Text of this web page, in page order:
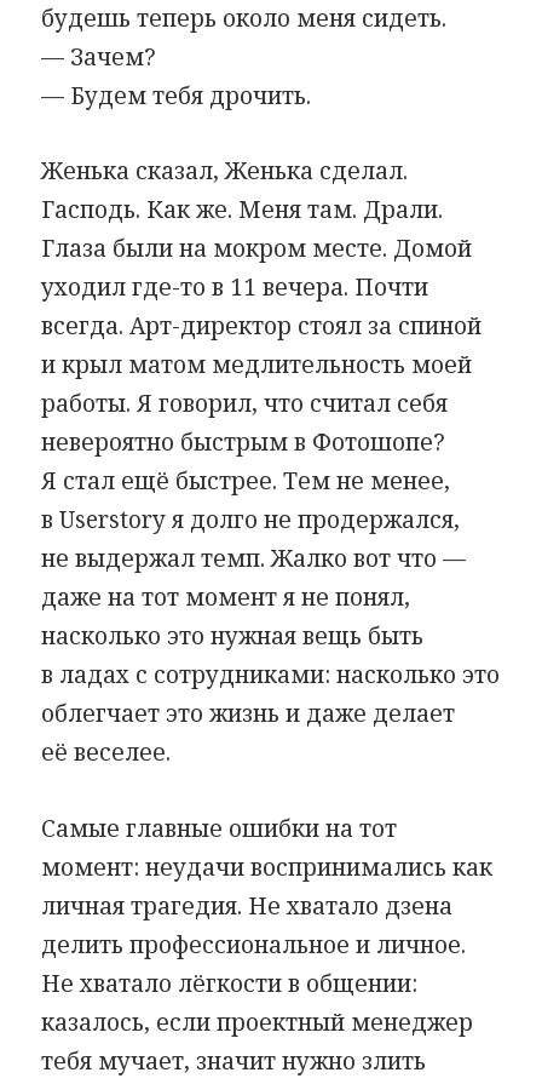
будешь теперь около меня сидеть.
— Зачем?
— Будем тебя дрочить.
Женька сказал, Женька сделал.
Гасподь. Как же. Меня там. Драли.
Глаза были на мокром месте. Домой
уходил где-то в 11 вечера. Почти
всегда. Арт-директор стоял за спиной
и крыл матом медлительность моей
работы. Я говорил, что считал себя
невероятно быстрым в Фотошопе?
Я стал ещё быстрее. Тем не менее,
в Userstory я долго не продержался,
не выдержал темп. Жалко вот что —
даже на тот момент я не понял,
насколько это нужная вещь быть
в ладах с сотрудниками: насколько это
облегчает это жизнь и даже делает
её веселее.
Самые главные ошибки на тот
момент: неудачи воспринимались как
личная трагедия. Не хватало дзена
делить профессиональное и личное.
Не хватало лёгкости в общении:
казалось, если проектный менеджер
тебя мучает, значит нужно злить